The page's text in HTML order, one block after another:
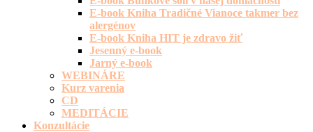
E-book Kniha Tradičné Vianoce takmer bez
alergénov
E-book Kniha HIT je zdravo žiť
Jesenný e-book
Jarný e-book
WEBINÁRE
Kurz varenia
CD
MEDITÁCIE
Konzultácie